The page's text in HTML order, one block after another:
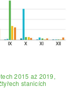
2015 až 2019,
stanicích